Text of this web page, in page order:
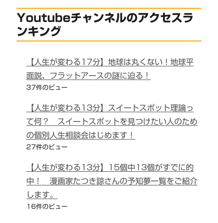
Youtubeチャンネルのアクセスラ
ンキング
【人生が変わる17分】地球は丸くない！地球平
面説、フラットアースの謎に迫る！
37件のビュー
【人生が変わる13分】スイートスポット理論っ
て何？ スイートスポットを見つけたい人のため
の個別人生相談会はじめます！
27件のビュー
【人生が変わる13分】15個中13個がすでに的
中！ 漫画家たつき諒さんの予知夢一覧をご紹介
します。
16件のビュー